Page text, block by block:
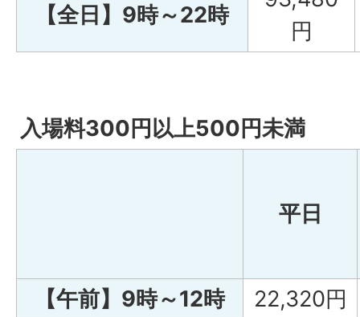
【全日】9時～22時
円
入場料300円以上500円未満
平日
【午前】9時～12時
22,320円